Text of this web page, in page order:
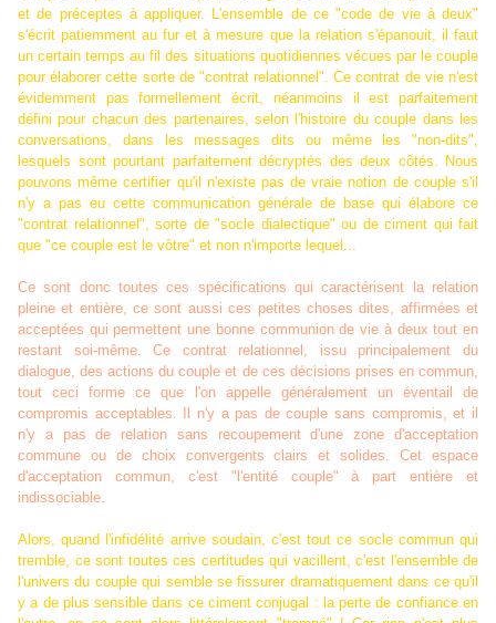
et de préceptes à appliquer. L'ensemble de ce "code de vie à deux"
s'écrit patiemment au fur et à mesure que la relation s'épanouit, il faut
un certain temps au fil des situations quotidiennes vécues par le couple
pour élaborer cette sorte de "contrat relationnel". Ce contrat de vie n'est
évidemment pas formellement écrit, néanmoins il est parfaitement
défini pour chacun des partenaires, selon l'histoire du couple dans les
conversations, dans les messages dits ou même les "non-dits",
lesquels sont pourtant parfaitement décryptés des deux côtés. Nous
pouvons même certifier qu'il n'existe pas de vraie notion de couple s'il
n'y a pas eu cette communication générale de base qui élabore ce
"contrat relationnel", sorte de "socle dialectique" ou de ciment qui fait
que "ce couple est le vôtre" et non n'importe lequel...
Ce sont donc toutes ces spécifications qui caractérisent la relation
pleine et entière, ce sont aussi ces petites choses dites, affirmées et
acceptées qui permettent une bonne communion de vie à deux tout en
restant soi-même. Ce contrat relationnel, issu principalement du
dialogue, des actions du couple et de ces décisions prises en commun,
tout ceci forme ce que l'on appelle généralement un éventail de
compromis acceptables. Il n'y a pas de couple sans compromis, et il
n'y a pas de relation sans recoupement d'une zone d'acceptation
commune ou de choix convergents clairs et solides. Cet espace
d'acceptation commun, c'est "l'entité couple" à part entière et
indissociable.
Alors, quand l'infidélité arrive soudain, c'est tout ce socle commun qui
tremble, ce sont toutes ces certitudes qui vacillent, c'est l'ensemble de
l'univers du couple qui semble se fissurer dramatiquement dans ce qu'il
y a de plus sensible dans ce ciment conjugal : la perte de confiance en